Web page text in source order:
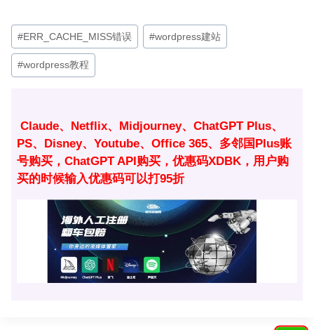
文
章
标
#ERR_CACHE_MISS错误 #wordpress建站
#wordpress教程
Claude、Netflix、Midjourney、ChatGPT Plus、
PS、Disney、Youtube、Office 365、多邻国Plus账
号购买，ChatGPT API购买，优惠码XDBK，用户购
买的时候输入优惠码可以打95折